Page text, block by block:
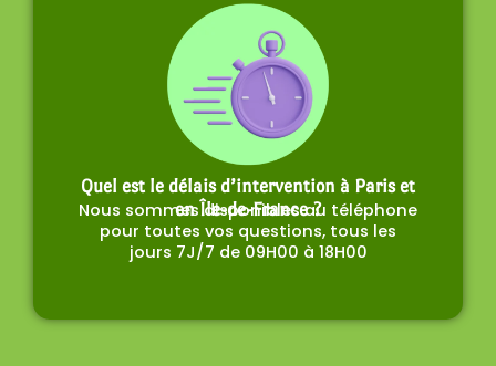
Quel est le délais d’intervention à Paris et
en Île-de-France ?
Nous sommes disponibles au téléphone
pour toutes vos questions, tous les
jours 7J/7 de 09H00 à 18H00